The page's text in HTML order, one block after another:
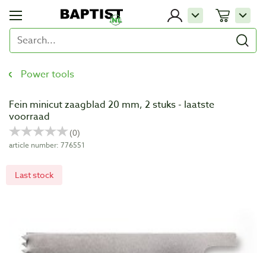
Power tools
Fein minicut zaagblad 20 mm, 2 stuks - laatste
voorraad
article number: 776551
Last stock